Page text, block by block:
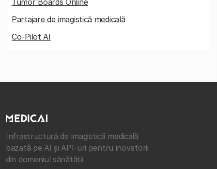
Partajare de imagistică medicală
Co-Pilot AI
Infrastructură de imagistică medicală
bazată pe AI și API-uri pentru inovatorii
din domeniul sănătății